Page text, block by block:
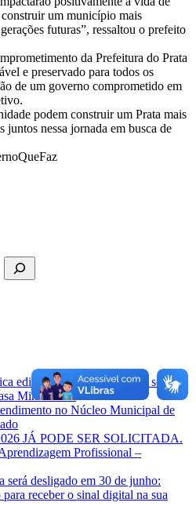
construir um município mais
futuras”, ressaltou o prefeito
da Prefeitura do Prata
e preservado para todos os
de um governo comprometido em
podem construir um Prata mais
juntos nessa jornada em busca de
edital de chamamento para seleção
Minha Vida
no Núcleo Municipal de
JÁ PODE SER SOLICITADA.
Profissional –
será desligado em 30 de junho:
para receber o sinal digital na sua